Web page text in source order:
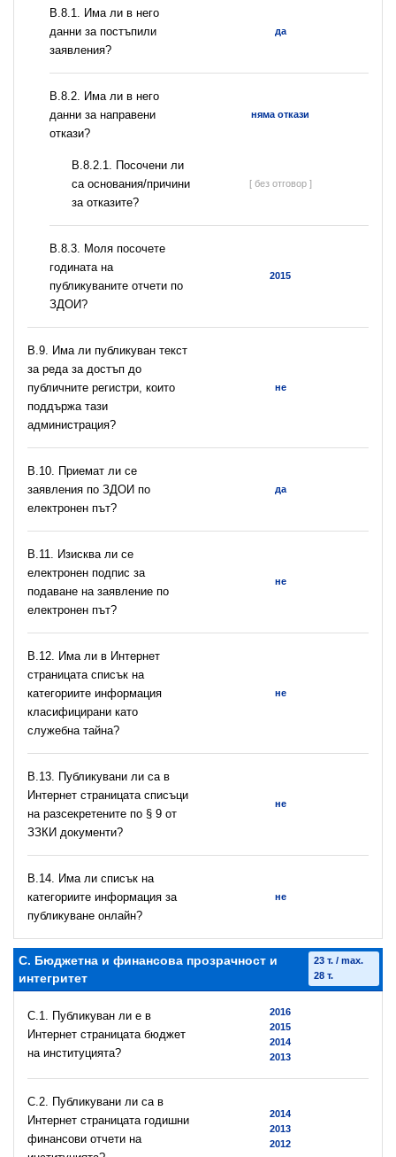
В.8.1. Има ли в него
данни за постъпили
заявления?
да
В.8.2. Има ли в него
данни за направени
откази?
няма откази
В.8.2.1. Посочени ли
са основания/причини
за отказите?
[ без отговор ]
В.8.3. Моля посочете
годината на
публикуваните отчети по
ЗДОИ?
2015
В.9. Има ли публикуван текст
за реда за достъп до
публичните регистри, които
поддържа тази
администрация?
не
В.10. Приемат ли се
заявления по ЗДОИ по
електронен път?
да
В.11. Изисква ли се
електронен подпис за
подаване на заявление по
електронен път?
не
В.12. Има ли в Интернет
страницата списък на
категориите информация
класифицирани като
служебна тайна?
не
В.13. Публикувани ли са в
Интернет страницата списъци
на разсекретените по § 9 от
ЗЗКИ документи?
не
В.14. Има ли списък на
категориите информация за
публикуване онлайн?
не
C. Бюджетна и финансова прозрачност и
интегритет
23 т. / max.
28 т.
C.1. Публикуван ли е в
Интернет страницата бюджет
на институцията?
2016
2015
2014
2013
C.2. Публикувани ли са в
Интернет страницата годишни
финансови отчети на
2014
2013
2012